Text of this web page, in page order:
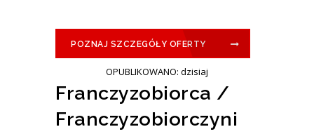
POZNAJ SZCZEGÓŁY OFERTY
OPUBLIKOWANO: dzisiaj
Franczyzobiorca /
Franczyzobiorczyni